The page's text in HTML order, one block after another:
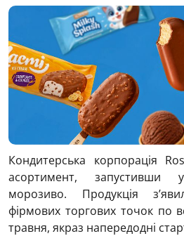
Кондитерська корпорація
асортимент,
морозиво. Продукція
фірмових торгових точок по
травня, якраз напередодні